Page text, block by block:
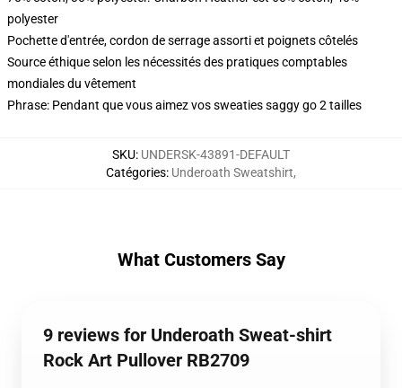
polyester
Pochette d'entrée, cordon de serrage assorti et poignets côtelés
Source éthique selon les nécessités des pratiques comptables
mondiales du vêtement
Phrase: Pendant que vous aimez vos sweaties saggy go 2 tailles
SKU: UNDERSK-43891-DEFAULT
Catégories: Underoath Sweatshirt,
What Customers Say
9 reviews for Underoath Sweat-shirt
Rock Art Pullover RB2709